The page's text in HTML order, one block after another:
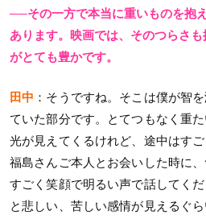
──その一方で本当に重いものを抱
あります。映画では、そのつらさ
がとても豊かです。
田中 ：そうですね。そこは僕が智
ていた部分です。とてつもなく重
光が見えてくるけれど、途中はす
福島さんご本人とお会いした時に
すごく笑顔で明るい声で話してく
と悲しい、苦しい感情が見えるぐ